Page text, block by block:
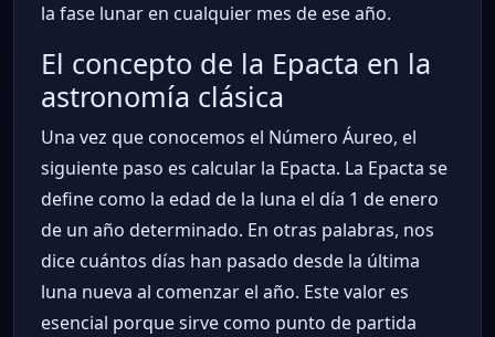
la fase lunar en cualquier mes de ese año.
El concepto de la Epacta en la
astronomía clásica
Una vez que conocemos el Número Áureo, el
siguiente paso es calcular la Epacta. La Epacta se
define como la edad de la luna el día 1 de enero
de un año determinado. En otras palabras, nos
dice cuántos días han pasado desde la última
luna nueva al comenzar el año. Este valor es
esencial porque sirve como punto de partida